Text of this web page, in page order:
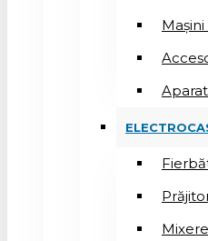
Mixere